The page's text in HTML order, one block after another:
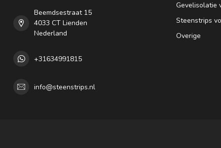
Beemdsestraat 15
4033 CT Lienden
Nederland
+31634991815
info@steenstrips.nl
Gevelisolatie
Steenstrips
Overige